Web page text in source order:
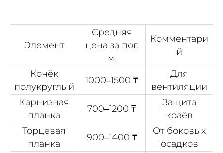
Элемент
Средняя
цена за пог.
м.
Комментари
й
Конёк
полукруглый
1000–1500 ₸
Для
вентиляции
Карнизная
планка
700–1200 ₸
Защита
краёв
Торцевая
планка
900–1400 ₸
От боковых
осадков